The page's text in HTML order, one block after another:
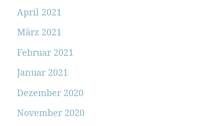
April 2021
März 2021
Februar 2021
Januar 2021
Dezember 2020
November 2020